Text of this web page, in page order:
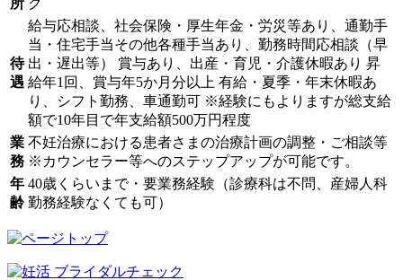
待
遇
給与応相談、社会保険・厚生年金・労災等あり、通勤手
当・住宅手当その他各種手当あり、勤務時間応相談（早
出・遅出等） 賞与あり、出産・育児・介護休暇あり 昇
給年1回、賞与年5か月分以上 有給・夏季・年末休暇あ
り、シフト勤務、車通勤可 ※経験にもよりますが総支給
額で10年目で年支給額500万円程度
業
務
不妊治療における患者さまの治療計画の調整・ご相談等
※カウンセラー等へのステップアップが可能です。
年
齢
40歳くらいまで・要業務経験（診療科は不問、産婦人科
勤務経験なくても可）